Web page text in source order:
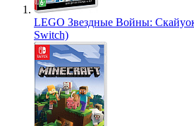
LEGO Звездные Войны:
Switch)